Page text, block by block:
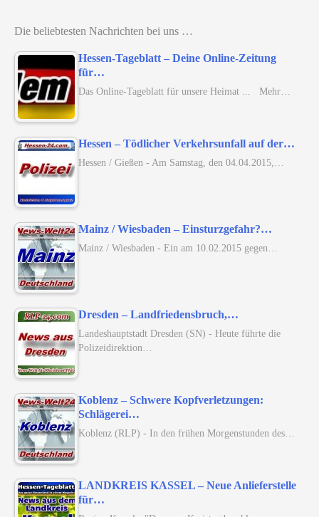
Die beliebtesten Nachrichten bei uns …
Hessen-Tageblatt – Deine Online-Zeitung
für…
Das Online-Tageblatt für unsere Heimat ... Mehr…
Hessen – Tödlicher Verkehrsunfall auf der…
Hessen / Gießen - Am Samstag, den 04.04.2015,…
Mainz / Wiesbaden – Einsturzgefahr?…
Mainz / Wiesbaden - Ein am 10.02.2015 gegen…
Dresden – Landfriedensbruch,…
Landeshauptstadt Dresden (SN) - Heute führte die
Polizeidirektion…
Koblenz – Schwere Kopfverletzungen:
Schlägerei…
Koblenz (RLP) - In den frühen Morgenstunden des…
LANDKREIS KASSEL – Neue Anlieferstelle
für…